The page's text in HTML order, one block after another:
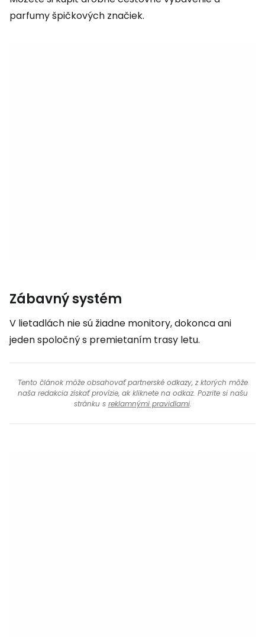
parfumy špičkových značiek.
Zábavný systém
V lietadlách nie sú žiadne monitory, dokonca ani
jeden spoločný s premietaním trasy letu.
Tento článok môže obsahovať partnerské odkazy, z ktorých môže
naša redakcia získať provízie, ak kliknete na odkaz. Pozrite si našu
stránku s reklamnými pravidlami.